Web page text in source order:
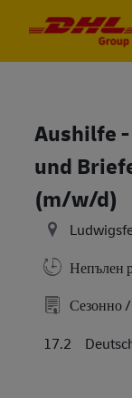
Aushilfe
und
(m/w/d)
Непълен
Сезонно
17.2